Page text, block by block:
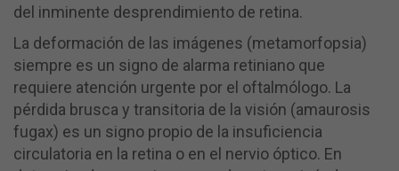
del inminente desprendimiento de retina.
La deformación de las imágenes (metamorfopsia)
siempre es un signo de alarma retiniano que
requiere atención urgente por el oftalmólogo. La
pérdida brusca y transitoria de la visión (amaurosis
fugax) es un signo propio de la insuficiencia
circulatoria en la retina o en el nervio óptico. En